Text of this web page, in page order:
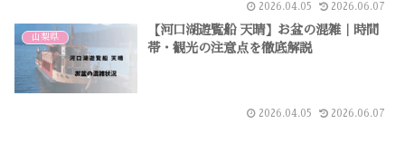
2026.04.05 2026.06.07
山梨県
【河口湖遊覧船 天晴】お盆の混雑｜時間
帯・観光の注意点を徹底解説
2026.04.05 2026.06.07